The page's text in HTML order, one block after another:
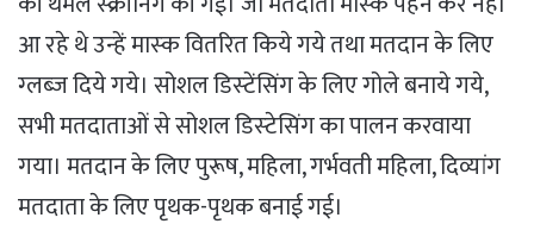
आ रहे थे उन्‍हें मास्‍क वितरित किये गये तथा मतदान के लिए
ग्‍लब्‍ज दिये गये। सोशल डिस्‍टेंसिंग के लिए गोले बनाये गये,
सभी मतदाताओं से सोशल डिस्‍टेसिंग का पालन करवाया
गया। मतदान के लिए पुरूष, महिला, गर्भवती महिला, दिव्यांग
मतदाता के लिए पृथक-पृथक बनाई गई।